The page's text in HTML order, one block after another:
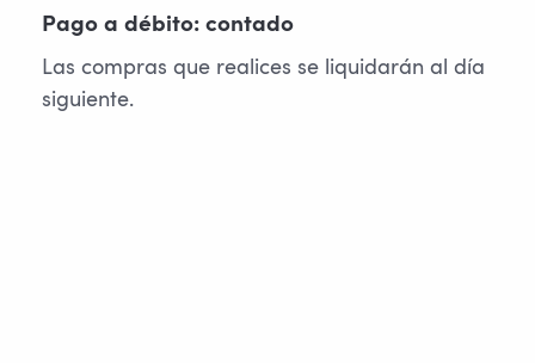
Pago a débito: contado
Las compras que realices se liquidarán al día
siguiente.